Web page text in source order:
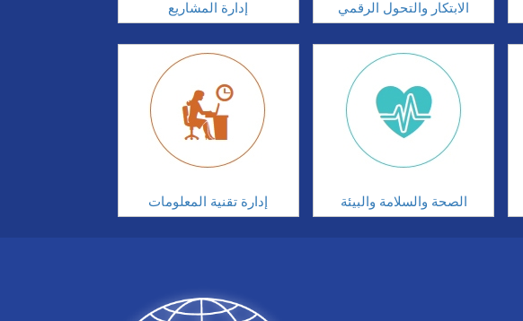
إدارة المشاريع الابتكار والتحول الرقمي
إدارة تقنية المعلومات الصحة والسلامة والبيئة